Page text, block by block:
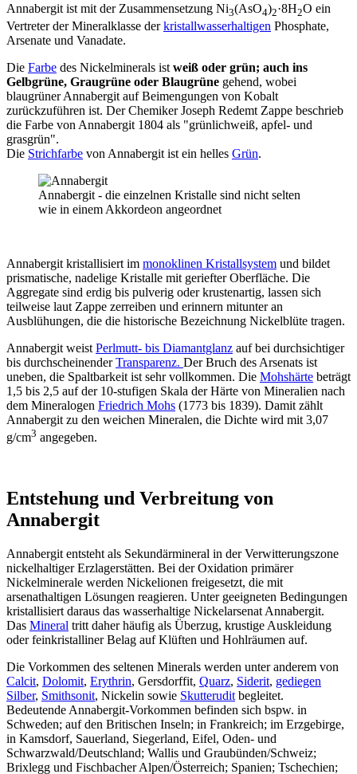
Annabergit ist mit der Zusammensetzung Ni3(AsO4)2·8H2O ein
Vertreter der Mineralklasse derkristallwasserhaltigen Phosphate,
Arsenate und Vanadate.
Die Farbe des Nickelminerals ist weiß oder grün; auch ins
Gelbgrüne, Graugrüne oder Blaugrüne gehend, wobei
blaugrüner Annabergit auf Beimengungen von Kobalt
zurückzuführen ist. Der Chemiker Joseph Redemt Zappe beschrieb
die Farbe von Annabergit 1804 als "grünlichweiß, apfel- und
grasgrün".
Die Strichfarbe von Annabergit ist ein helles Grün.
Annabergit - die einzelnen Kristalle sind nicht selten
wie in einem Akkordeon angeordnet
Annabergit kristallisiert im monoklinen Kristallsystem und bildet
prismatische, nadelige Kristalle mit geriefter Oberfläche. Die
Aggregate sind erdig bis pulverig oder krustenartig, lassen sich
teilweise laut Zappe zerreiben und erinnern mitunter an
Ausblühungen, die die historische Bezeichnung Nickelblüte tragen.
Annabergit weist Perlmutt- bis Diamantglanz auf bei durchsichtiger
bis durchscheinenderTransparenz. Der Bruch des Arsenats ist
uneben, die Spaltbarkeit ist sehr vollkommen. Die Mohshärte beträgt
1,5 bis 2,5 auf der 10-stufigen Skala der Härte von Mineralien nach
dem Mineralogen Friedrich Mohs (1773 bis 1839). Damit zählt
Annabergit zu den weichen Mineralen, die Dichte wird mit 3,07
g/cm3 angegeben.
Entstehung und Verbreitung von
Annabergit
Annabergit entsteht als Sekundärmineral in der Verwitterungszone
nickelhaltiger Erzlagerstätten. Bei der Oxidation primärer
Nickelminerale werden Nickelionen freigesetzt, die mit
arsenathaltigen Lösungen reagieren. Unter geeigneten Bedingungen
kristallisiert daraus das wasserhaltige Nickelarsenat Annabergit.
Das Mineral tritt daher häufig als Überzug, krustige Auskleidung
oder feinkristalliner Belag auf Klüften und Hohlräumen auf.
Die Vorkommen des seltenen Minerals werden unter anderem von
Calcit, Dolomit, Erythrin, Gersdorffit, Quarz, Siderit, gediegen
Silber, Smithsonit, Nickelin sowie Skutterudit begleitet.
Bedeutende Annabergit-Vorkommen befinden sich bspw. in
Schweden; auf den Britischen Inseln; in Frankreich; im Erzgebirge,
in Kamsdorf, Sauerland, Siegerland, Eifel, Oden- und
Schwarzwald/Deutschland; Wallis und Graubünden/Schweiz;
Brixlegg und Fischbacher Alpen/Österreich; Spanien; Tschechien;